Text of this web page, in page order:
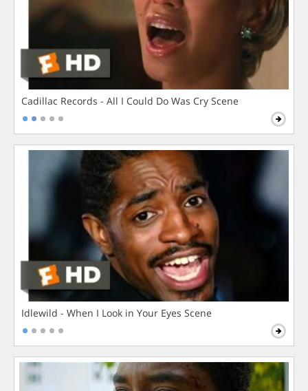
Cadillac Records - All I Could Do Was Cry Scene
Idlewild - When I Look in Your Eyes Scene